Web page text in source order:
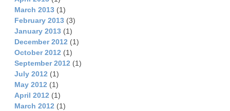
March 2013 (1)
February 2013 (3)
January 2013 (1)
December 2012 (1)
October 2012 (1)
September 2012 (1)
July 2012 (1)
May 2012 (1)
April 2012 (1)
March 2012 (1)